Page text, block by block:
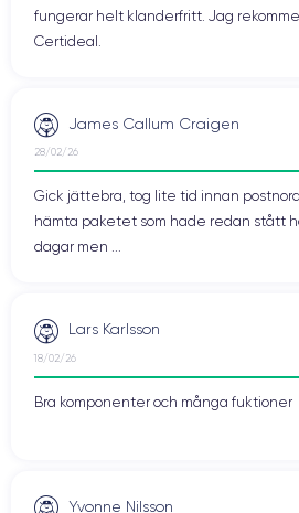
fungerar helt klanderfritt. Jag
Certideal.
James Callum Craigen
28/02/26
Gick jättebra, tog lite tid innan
hämta paketet som hade redan stått
dagar men ...
Lars Karlsson
18/02/26
Bra komponenter och många fuktioner
Yvonne Nilsson